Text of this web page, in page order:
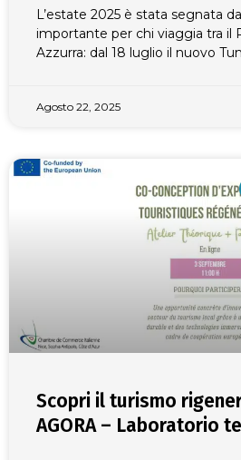
L’estate 2025 è stata segnata
importante per chi viaggia tra il
Azzurra: dal 18 luglio il nuovo
Agosto 22, 2025
Scopri il turismo
AGORA – Laboratorio